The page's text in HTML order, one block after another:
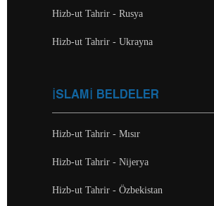
Hizb-ut Tahrir - Rusya
Hizb-ut Tahrir - Ukrayna
İSLAMİ BELDELER
Hizb-ut Tahrir - Mısır
Hizb-ut Tahrir - Nijerya
Hizb-ut Tahrir - Özbekistan